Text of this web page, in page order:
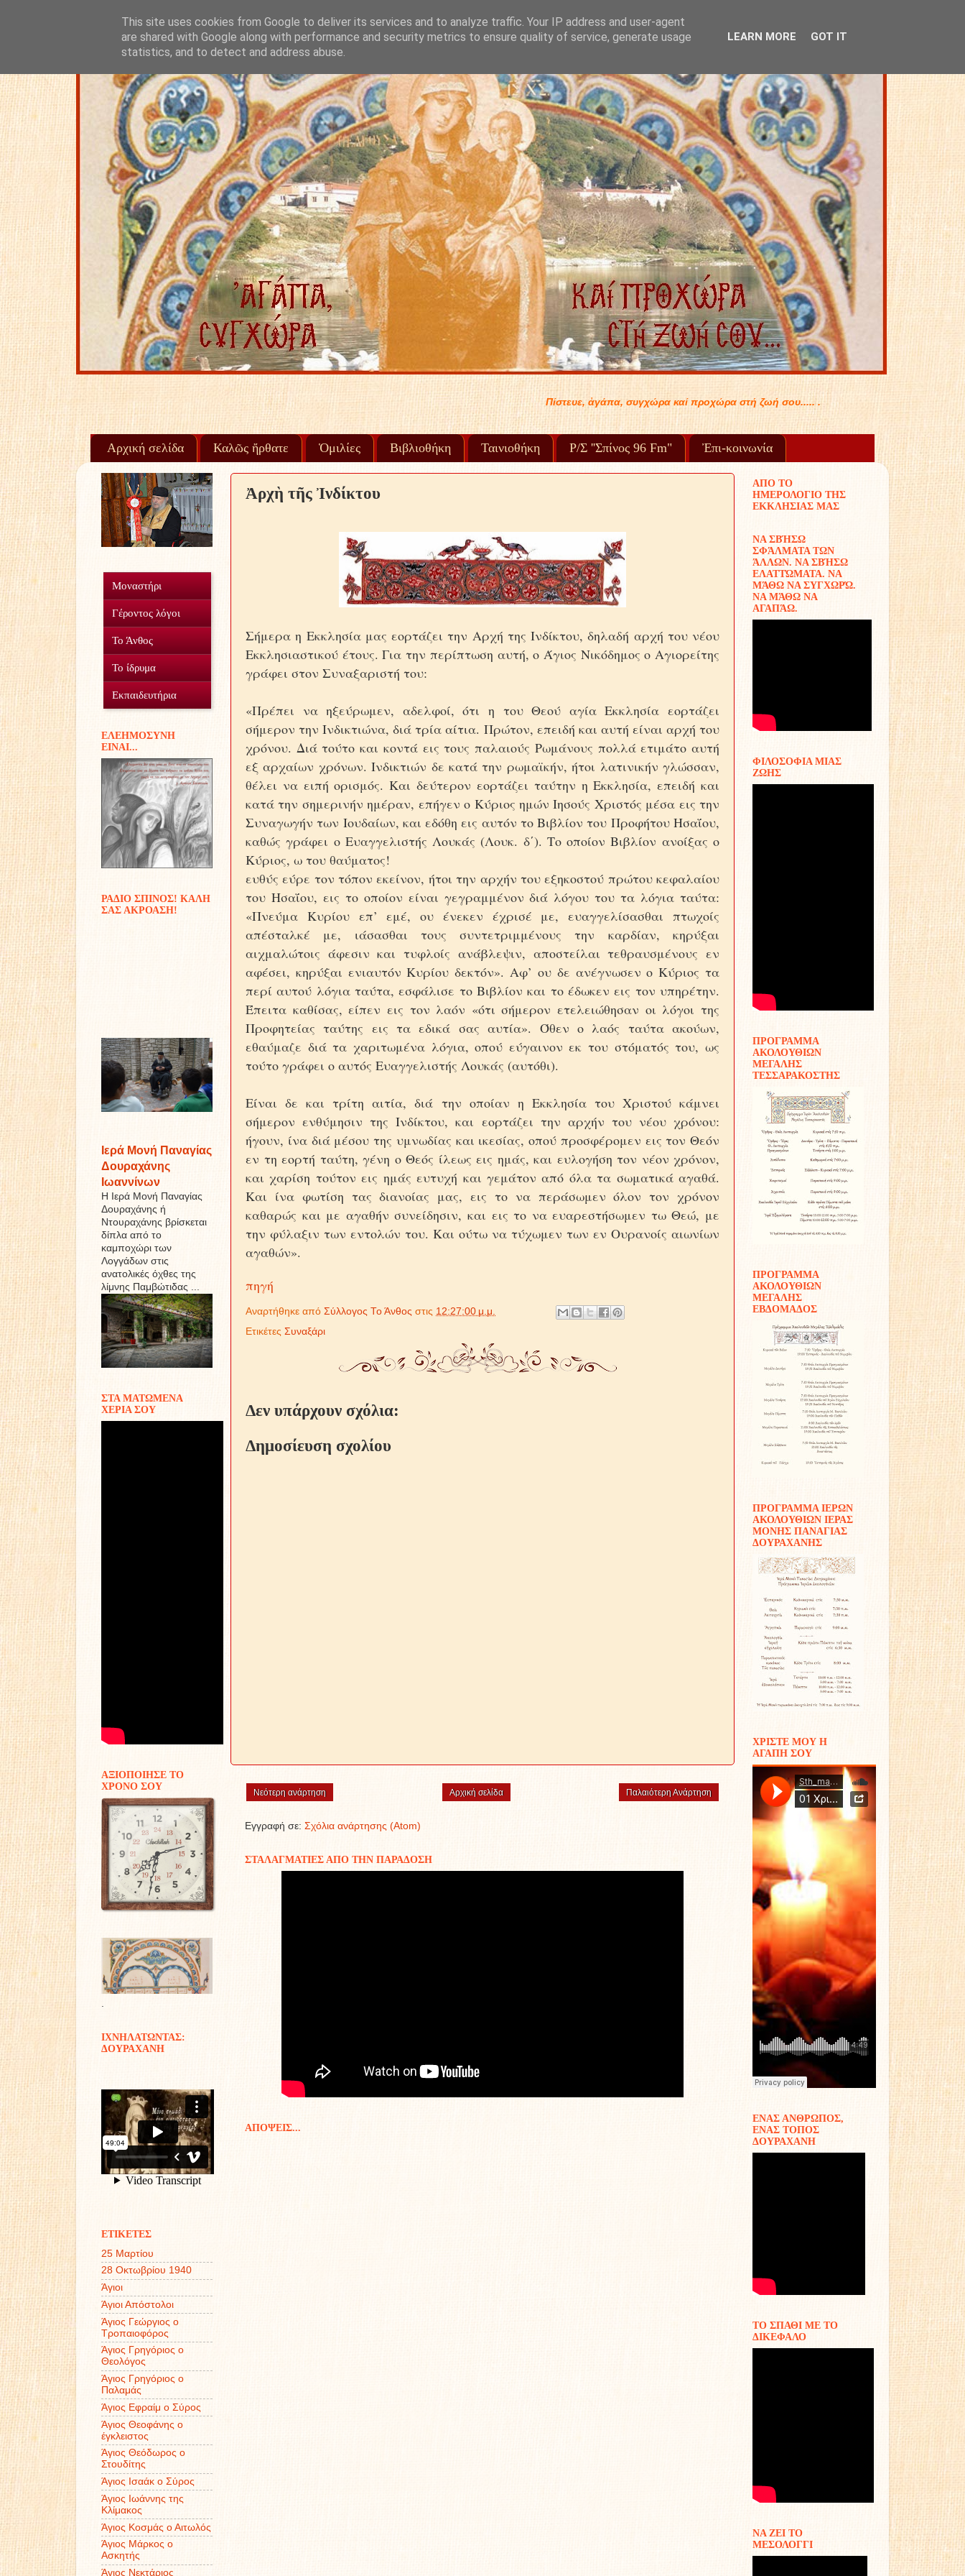
Πίστευε, ἀγάπα, συγχώρα καί προχώρα στή ζωή σου..... .
Αρχική σελίδα Καλῶς ἤρθατε Ὁμιλίες Βιβλιοθήκη Ταινιοθήκη Ρ/Σ ''Σπίνος 96 Fm" Ἐπι-κοινωνία
Ἀρχὴ τῆς Ἰνδίκτου
Σήμερα η Εκκλησία μας εορτάζει την Αρχή της Ινδίκτου, δηλαδή αρχή του νέου
Εκκλησιαστικού έτους. Για την περίπτωση αυτή, ο Άγιος Νικόδημος ο Αγιορείτης
γράφει στον Συναξαριστή του:
«Πρέπει να ηξεύρωμεν, αδελφοί, ότι η του Θεού αγία Eκκλησία εορτάζει
σήμερον την Iνδικτιώνα, διά τρία αίτια. Πρώτον, επειδή και αυτή είναι αρχή του
χρόνου. Διά τούτο και κοντά εις τους παλαιούς Pωμάνους πολλά ετιμάτο αυτή
εξ αρχαίων χρόνων. Iνδικτιών δε κατά την ρωμαϊκήν, ήτοι λατινικήν γλώσσαν,
θέλει να ειπή ορισμός. Kαι δεύτερον εορτάζει ταύτην η Eκκλησία, επειδή και
κατά την σημερινήν ημέραν, επήγεν ο Kύριος ημών Iησούς Xριστός μέσα εις την
Συναγωγήν των Iουδαίων, και εδόθη εις αυτόν το Bιβλίον του Προφήτου Hσαΐου,
καθώς γράφει ο Eυαγγελιστής Λουκάς (Λουκ. δ΄). Tο οποίον Bιβλίον ανοίξας ο
Kύριος, ω του θαύματος!
ευθύς εύρε τον τόπον εκείνον, ήτοι την αρχήν του εξηκοστού πρώτου κεφαλαίου
του Hσαΐου, εις το οποίον είναι γεγραμμένον διά λόγου του τα λόγια ταύτα:
«Πνεύμα Kυρίου επ’ εμέ, ου ένεκεν έχρισέ με, ευαγγελίσασθαι πτωχοίς
απέσταλκέ με, ιάσασθαι τους συντετριμμένους την καρδίαν, κηρύξαι
αιχμαλώτοις άφεσιν και τυφλοίς ανάβλεψιν, αποστείλαι τεθραυσμένους εν
αφέσει, κηρύξαι ενιαυτόν Kυρίου δεκτόν». Aφ’ ου δε ανέγνωσεν ο Kύριος τα
περί αυτού λόγια ταύτα, εσφάλισε το Bιβλίον και το έδωκεν εις τον υπηρέτην.
Έπειτα καθίσας, είπεν εις τον λαόν «ότι σήμερον ετελειώθησαν οι λόγοι της
Προφητείας ταύτης εις τα εδικά σας αυτία». Όθεν ο λαός ταύτα ακούων,
εθαύμαζε διά τα χαριτωμένα λόγια, οπού εύγαινον εκ του στόματός του, ως
τούτο γράφει ο αυτός Eυαγγελιστής Λουκάς (αυτόθι).
Eίναι δε και τρίτη αιτία, διά την οποίαν η Eκκλησία του Xριστού κάμνει
σήμερον ενθύμησιν της Iνδίκτου, και εορτάζει την αρχήν του νέου χρόνου:
ήγουν, ίνα διά μέσου της υμνωδίας και ικεσίας, οπού προσφέρομεν εις τον Θεόν
εν τη εορτή ταύτη, γένη ο Θεός ίλεως εις ημάς, και ευλογήση τον νέον χρόνον,
και χαρίση τούτον εις ημάς ευτυχή και γεμάτον από όλα τα σωματικά αγαθά.
Kαι ίνα φωτίση τας διανοίας μας, εις το να περάσωμεν όλον τον χρόνον
καθαρώς και με αγαθήν συνείδησιν, και εις το να ευαρεστήσωμεν τω Θεώ, με
την φύλαξιν των εντολών του. Kαι ούτω να τύχωμεν των εν Oυρανοίς αιωνίων
αγαθών».
πηγή
Αναρτήθηκε από Σύλλογος Το Άνθος στις 12:27:00 μ.μ.
Ετικέτες Συναξάρι
Δεν υπάρχουν σχόλια:
Δημοσίευση σχολίου
Νεότερη ανάρτηση Παλαιότερη Ανάρτηση
Αρχική σελίδα
Εγγραφή σε: Σχόλια ανάρτησης (Atom)
ΣΤΑΛΑΓΜΑΤΙΕΣ ΑΠΟ ΤΗΝ ΠΑΡΑΔΟΣΗ
ΑΠΟΨΕΙΣ...
Μοναστήρι
Γέροντος λόγοι
Το Άνθος
Ο Σύλλογος
Εθελοντισμός
Το ίδρυμα
Οικοτροφείο
Διακονίες
Εκπαιδευτήρια
Δημοτικό Δουραχάνης
Παιδικές αναμνήσεις
EΛΕΗΜΟΣΥΝΗ
ΕIΝΑΙ...
ΡΑΔΙΟ ΣΠΙΝΟΣ! ΚΑΛΗ
ΣΑΣ ΑΚΡΟΑΣΗ!
Ιερά Μονή Παναγίας
Δουραχάνης
Ιωαννίνων
Η Ιερά Μονή Παναγίας
Δουραχάνης ή
Ντουραχάνης βρίσκεται
δίπλα από το
καμποχώρι των
Λογγάδων στις
ανατολικές όχθες της
λίμνης Παμβώτιδας ...
ΣΤΑ ΜΑΤΩΜΕΝΑ
ΧΕΡΙΑ ΣΟΥ
ΑΞΙΟΠΟΙΗΣΕ ΤΟ
ΧΡΟΝΟ ΣΟΥ
.
ΙΧΝΗΛΑΤΩΝΤΑΣ:
ΔΟΥΡΑΧΑΝΗ
ΕΤΙΚΕΤΕΣ
25 Μαρτίου
28 Οκτωβρίου 1940
Άγιοι
Άγιοι Απόστολοι
Άγιος Γεώργιος ο
Τροπαιοφόρος
Άγιος Γρηγόριος ο
Θεολόγος
Άγιος Γρηγόριος ο
Παλαμάς
Άγιος Εφραίμ ο Σύρος
Άγιος Θεοφάνης ο
έγκλειστος
Άγιος Θεόδωρος ο
Στουδίτης
Άγιος Ισαάκ ο Σύρος
Άγιος Ιωάννης της
Κλίμακος
Άγιος Κοσμάς ο Αιτωλός
Άγιος Μάρκος ο
Ασκητής
Άγιος Νεκτάριος
ΑΠΟ ΤΟ
ΗΜΕΡΟΛΟΓΙΟ ΤΗΣ
ΕΚΚΛΗΣΙΑΣ ΜΑΣ
ΝΑ ΣΒΉΣΩ
ΣΦΆΛΜΑΤΑ ΤΩΝ
ΆΛΛΩΝ. ΝΑ ΣΒΉΣΩ
ΕΛΑΤΤΏΜΑΤΑ. ΝΑ
ΜΆΘΩ ΝΑ ΣΥΓΧΩΡΏ.
ΝΑ ΜΆΘΩ ΝΑ
ΑΓΑΠΆΩ.
ΦΙΛΟΣΟΦΙΑ ΜΙΑΣ
ΖΩΗΣ
ΠΡΟΓΡΑΜΜΑ
ΑΚΟΛΟΥΘΙΩΝ
ΜΕΓΑΛΗΣ
ΤΕΣΣΑΡΑΚΟΣΤΗΣ
ΠΡΟΓΡΑΜΜΑ
ΑΚΟΛΟΥΘΙΩΝ
ΜΕΓΑΛΗΣ
ΕΒΔΟΜΑΔΟΣ
ΠΡΟΓΡΑΜΜΑ ΙΕΡΩΝ
ΑΚΟΛΟΥΘΙΩΝ ΙΕΡΑΣ
ΜΟΝΗΣ ΠΑΝΑΓΙΑΣ
ΔΟΥΡΑΧΑΝΗΣ
ΧΡΙΣΤΕ ΜΟΥ Η
ΑΓΑΠΗ ΣΟΥ
ΕΝΑΣ ΑΝΘΡΩΠΟΣ,
ΕΝΑΣ ΤΟΠΟΣ
ΔΟΥΡΑΧΑΝΗ
ΤΟ ΣΠΑΘΙ ΜΕ ΤΟ
ΔΙΚΕΦΑΛΟ
ΝΑ ΖΕΙ ΤΟ
ΜΕΣΟΛΟΓΓΙ
This site uses cookies from Google to deliver its services and to analyze traffic. Your IP address and user-agent
are shared with Google along with performance and security metrics to ensure quality of service, generate usage
statistics, and to detect and address abuse.
LEARN MORE GOT IT